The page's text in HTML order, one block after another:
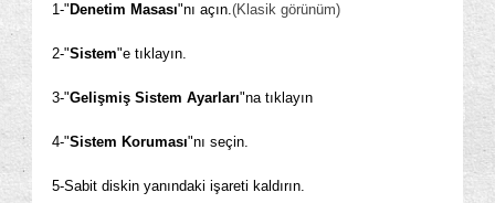
1-" Denetim Masası"nı açın.(Klasik görünüm)
2-"Sistem"e tıklayın.
3-"Gelişmiş Sistem Ayarları"na tıklayın
4-"Sistem Koruması"nı seçin.
5-Sabit diskin yanındaki işareti kaldırın.